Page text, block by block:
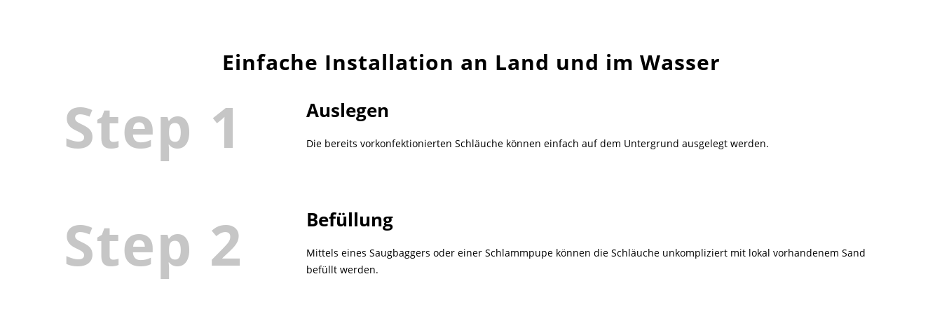
Einfache Installation an Land und im Wasser
Step 1 Auslegen
Die bereits vorkonfektionierten Schläuche können einfach auf dem Untergrund ausgelegt werden.
Step 2 Befüllung
Mittels eines Saugbaggers oder einer Schlammpupe können die Schläuche unkompliziert mit lokal vorhandenem Sand
befüllt werden.